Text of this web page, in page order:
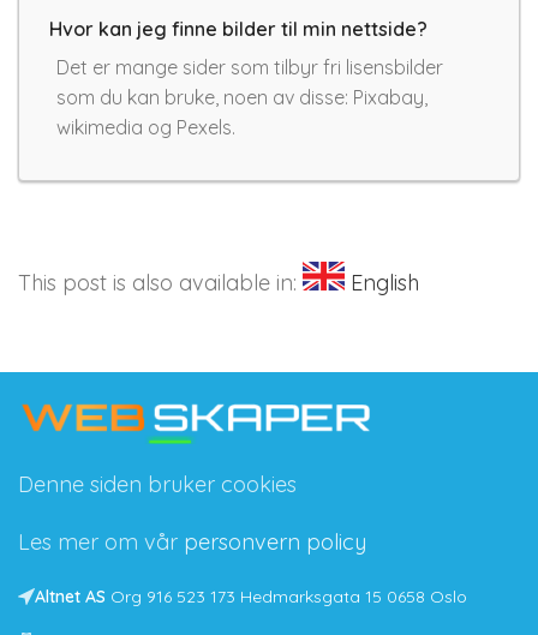
Hvor kan jeg finne bilder til min nettside?
Det er mange sider som tilbyr fri lisensbilder
som du kan bruke, noen av disse: Pixabay,
wikimedia og Pexels.
This post is also available in: English
Denne siden bruker cookies
Les mer om vår personvern policy
Altnet AS Org 916 523 173 Hedmarksgata 15 0658 Oslo